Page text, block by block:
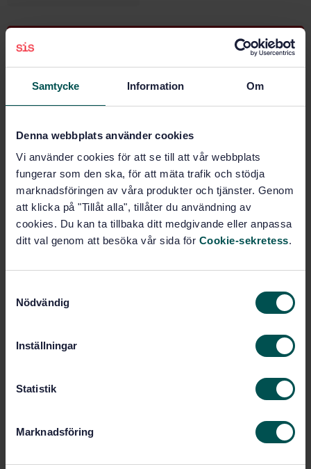
Samtycke Information Om
Denna webbplats använder cookies
Vi använder cookies för att se till att vår webbplats
fungerar som den ska, för att mäta trafik och stödja
marknadsföringen av våra produkter och tjänster. Genom
att klicka på "Tillåt alla", tillåter du användning av
cookies. Du kan ta tillbaka ditt medgivande eller anpassa
ditt val genom att besöka vår sida för Cookie-sekretess.
Nödvändig
Inställningar
Statistik
Marknadsföring
Köp denna standard
förbränningsmotorer - Specifikation (ISO 4081, 2016
Prenumerera på standarden - Läs mer
Pris:
PDF
Lägg i varukorgen
Gummi och gummiprodukter,
SIS/TK 154
combustion engines - Specification (ISO